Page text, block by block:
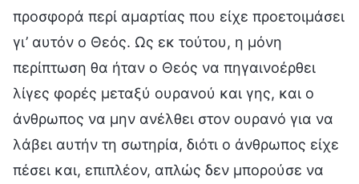
προσφορά περί αμαρτίας που είχε προετοιμάσει
γι’ αυτόν ο Θεός. Ως εκ τούτου, η μόνη
περίπτωση θα ήταν ο Θεός να πηγαινοέρθει
λίγες φορές μεταξύ ουρανού και γης, και ο
άνθρωπος να μην ανέλθει στον ουρανό για να
λάβει αυτήν τη σωτηρία, διότι ο άνθρωπος είχε
πέσει και, επιπλέον, απλώς δεν μπορούσε να